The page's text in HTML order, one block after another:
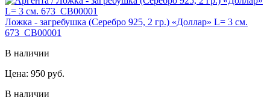
Ложка - загребушка (Серебро 925, 2 гр.) «Доллар» L= 3 см.
673_СВ00001
В наличии
Цена: 950 руб.
В наличии